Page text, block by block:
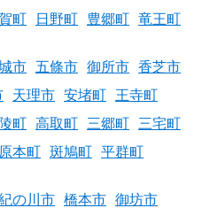
町 日野町 豊郷町 竜王町
市 五條市 御所市 香芝市
天理市 安堵町
王寺町
町 高取町 三郷町
三宅町
本町 斑鳩町 平群町
の川市 橋本市 御坊市